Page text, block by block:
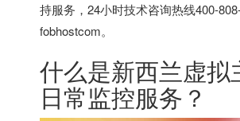
持服务，24小时技术咨询热线400-
fobhostcom。
什么是新西兰虚拟
日常监控服务？